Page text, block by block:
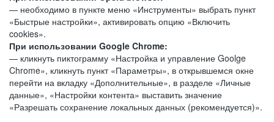
— необходимо в пункте меню «Инструменты» выбрать пункт
«Быстрые настройки», активировать опцию «Включить
cookies».
При использовании Google Chrome:
— кликнуть пиктограмму «Настройка и управление Goolge
Chrome», кликнуть пункт «Параметры», в открывшемся окне
перейти на вкладку «Дополнительные», в разделе «Личные
данные», «Настройки контента» выставить значение
«Разрешать сохранение локальных данных (рекомендуется)».